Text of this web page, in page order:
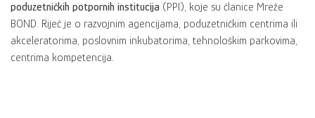
poduzetničkih potpornih institucija (PPI), koje su članice Mreže
BOND. Riječ je o razvojnim agencijama, poduzetničkim centrima ili
akceleratorima, poslovnim inkubatorima, tehnološkim parkovima,
centrima kompetencija.